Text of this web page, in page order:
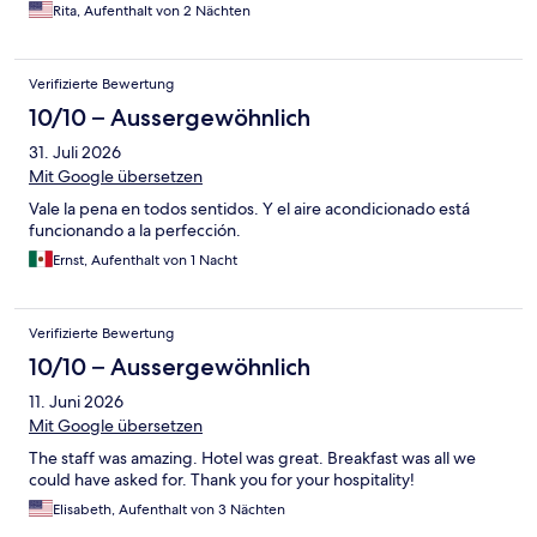
Rita, Aufenthalt von 2 Nächten
Verifizierte Bewertung
10/10 – Aussergewöhnlich
31. Juli 2026
Mit Google übersetzen
Vale la pena en todos sentidos. Y el aire acondicionado está
funcionando a la perfección.
Ernst, Aufenthalt von 1 Nacht
Verifizierte Bewertung
10/10 – Aussergewöhnlich
11. Juni 2026
Mit Google übersetzen
The staff was amazing. Hotel was great. Breakfast was all we
could have asked for. Thank you for your hospitality!
Elisabeth, Aufenthalt von 3 Nächten